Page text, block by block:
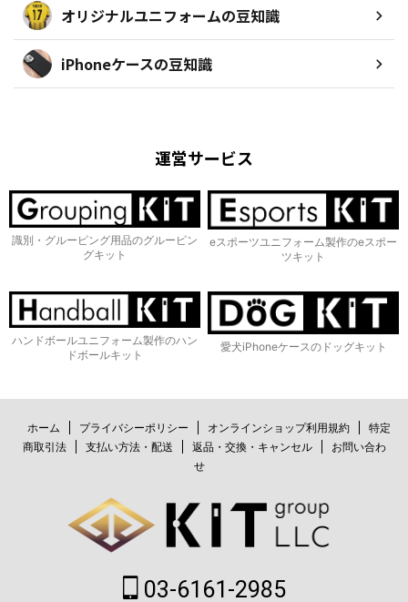
オリジナルユニフォームの豆知識
iPhoneケースの豆知識
運営サービス
識別・グルーピング用品のグルーピン
グキット
eスポーツユニフォーム製作のeスポー
ツキット
ハンドボールユニフォーム製作のハン
ドボールキット
愛犬iPhoneケースのドッグキット
ホーム プライバシーポリシー オンラインショップ利用規約
特定
商取引法
支払い方法・配送 返品・交換・キャンセル
お問い合わ
せ
03-6161-2985